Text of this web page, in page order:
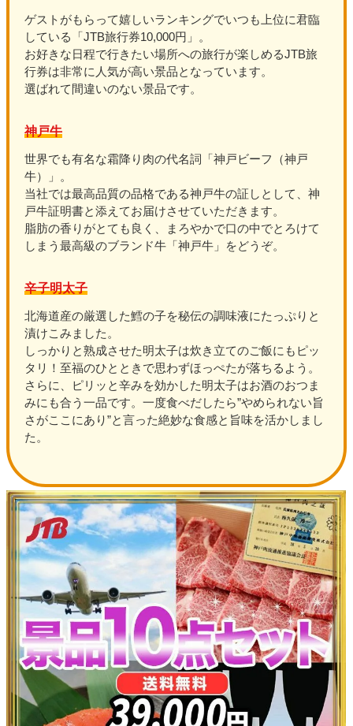
ゲストがもらって嬉しいランキングでいつも上位に君臨
している「JTB旅行券10,000円」。
お好きな日程で行きたい場所への旅行が楽しめるJTB旅
行券は非常に人気が高い景品となっています。
選ばれて間違いのない景品です。
神戸牛
世界でも有名な霜降り肉の代名詞「神戸ビーフ（神戸
牛）」。
当社では最高品質の品格である神戸牛の証しとして、神
戸牛証明書と添えてお届けさせていただきます。
脂肪の香りがとても良く、まろやかで口の中でとろけて
しまう最高級のブランド牛「神戸牛」をどうぞ。
辛子明太子
北海道産の厳選した鱈の子を秘伝の調味液にたっぷりと
漬けこみました。
しっかりと熟成させた明太子は炊き立てのご飯にもピッ
タリ！至福のひとときで思わずほっぺたが落ちるよう。
さらに、ピリッと辛みを効かした明太子はお酒のおつま
みにも合う一品です。一度食べだしたら”やめられない旨
さがここにあり”と言った絶妙な食感と旨味を活かしまし
た。